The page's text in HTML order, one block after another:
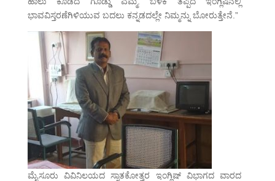
ಭಾವವಿಸ್ತರಣೆಗಿಳಿಯುವ ಬದಲು ಕನ್ನಡದಲ್ಲೇ ನಿಮ್ಮನ್ನು ಬೋರುತ್ತೇನೆ.”
ಮೈಸೂರು ವಿವಿನಿಲಯದ ಸ್ನಾತಕೋತ್ತರ ಇಂಗ್ಲಿಷ್ ವಿಭಾಗದ ವಾರದ